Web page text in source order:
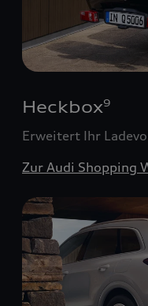
Heckbox9
Erweitert Ihr
Zur Audi Shopping